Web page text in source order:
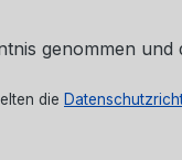
genommen und
die